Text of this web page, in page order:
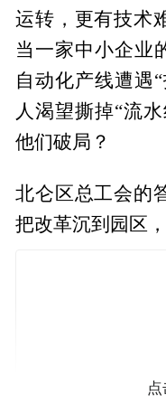
运转，更有技术
当一家中小企业
自动化产线遭遇
人渴望撕掉“流
他们破局？
北仑区总工会的
把改革沉到园区